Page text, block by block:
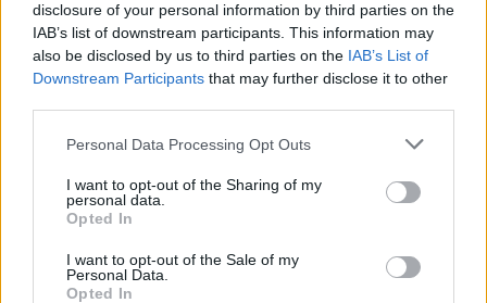
disclosure of your personal information by third parties on the
IAB’s list of downstream participants. This information may
also be disclosed by us to third parties on the IAB’s List of
Downstream Participants that may further disclose it to other
Personal Data Processing Opt Outs
I want to opt-out of the Sharing of my
personal data.
Opted In
I want to opt-out of the Sale of my
Personal Data.
Opted In
NE MARADJ LE RÓLA